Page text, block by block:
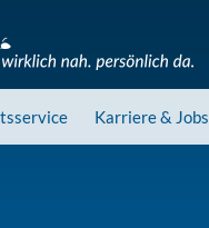
Karriere& Jobs